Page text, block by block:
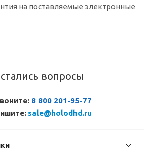
на поставляемые электронные
вопросы
8 800 201-95-77
sale@holodhd.ru